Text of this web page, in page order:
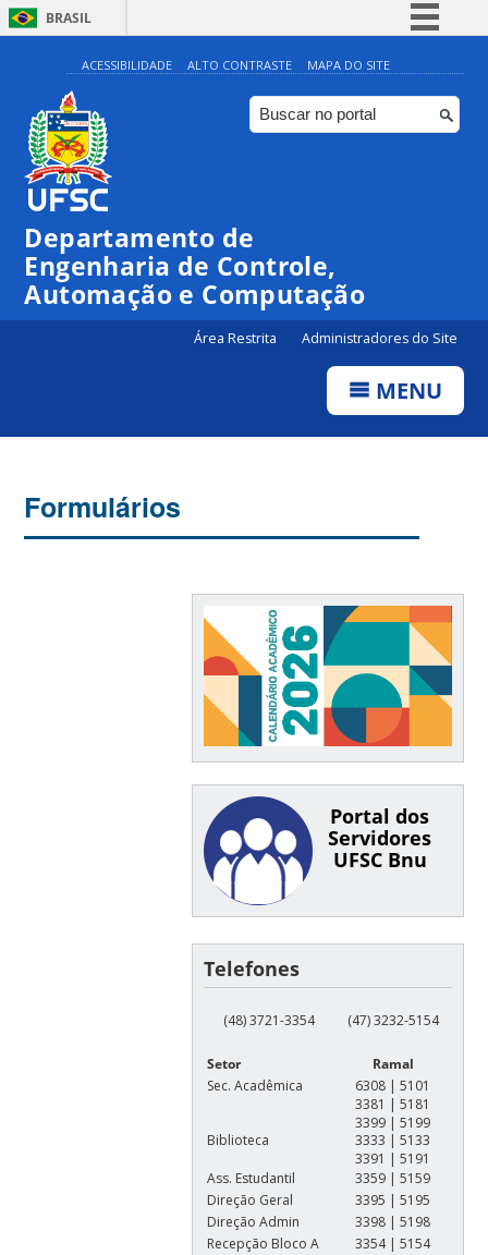
BRASIL
Simplifique!
Comunica BR
Participe
ACESSIBILIDADE ALTO CONTRASTE MAPA DO SITE
Departamento de
Engenharia de Controle,
Automação e Computação
Área Restrita Administradores do Site
MENU
Formulários
Portal dos
Servidores
UFSC Bnu
Telefones
(48) 3721-3354 (47) 3232-5154
Setor
Ramal
Sec. Acadêmica
6308 | 5101
3381 | 5181
3399 | 5199
Biblioteca
3333 | 5133
3391 | 5191
Ass. Estudantil
3359 | 5159
Direção Geral
3395 | 5195
Direção Admin
3398 | 5198
Recepção Bloco A
3354 | 5154